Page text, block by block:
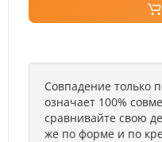
Совпадение только
означает 100%
сравнивайте свою
же по форме и по